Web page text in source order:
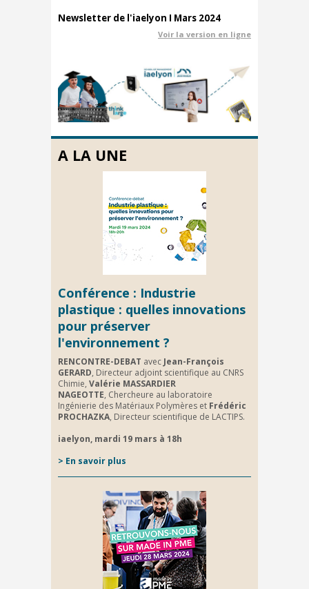
Newsletter de l'iaelyon I Mars 2024
Voir la version en ligne
A LA UNE
Conférence : Industrie
plastique : quelles innovations
pour préserver
l'environnement ?
RENCONTRE-DEBAT avec Jean-François
GERARD, Directeur adjoint scientifique au CNRS
Chimie, Valérie MASSARDIER
NAGEOTTE, Chercheure au laboratoire
Ingénierie des Matériaux Polymères et Frédéric
PROCHAZKA, Directeur scientifique de LACTIPS.
iaelyon, mardi 19 mars à 18h
> En savoir plus